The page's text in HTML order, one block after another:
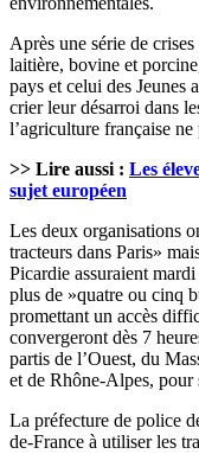
Après une série de
laitière, bovine et
pays et celui des Jeunes
crier leur désarroi dans
l’agriculture française
>> Lire aussi : Les
sujet européen
Les deux organisations
tracteurs dans Paris»
Picardie assuraient
plus de »quatre ou cinq
promettant un accès
convergeront dès 7
partis de l’Ouest, du
et de Rhône-Alpes, pour
La préfecture de police
de-France à utiliser les